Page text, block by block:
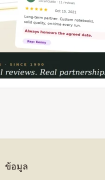
ข้อมูล